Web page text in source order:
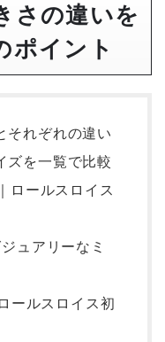
さの違いを
ポイント
それぞれの違い
ズを一覧で比較
ロールスロイス
ュアリーなミ
ールスロイス初